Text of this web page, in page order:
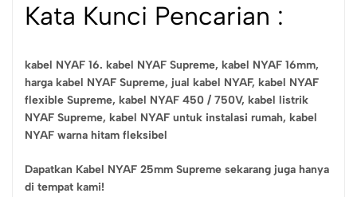
Kata Kunci Pencarian :
kabel NYAF 16. kabel NYAF Supreme, kabel NYAF 16mm,
harga kabel NYAF Supreme, jual kabel NYAF, kabel NYAF
flexible Supreme, kabel NYAF 450 / 750V, kabel listrik
NYAF Supreme, kabel NYAF untuk instalasi rumah, kabel
NYAF warna hitam fleksibel
Dapatkan Kabel NYAF 25mm Supreme sekarang juga hanya
di tempat kami!